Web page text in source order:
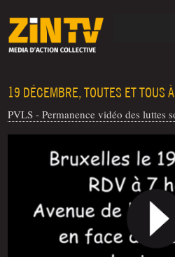
19 DÉCEMBRE, TOUTES ET TOUS
PVLS - Permanence vidéo des luttes